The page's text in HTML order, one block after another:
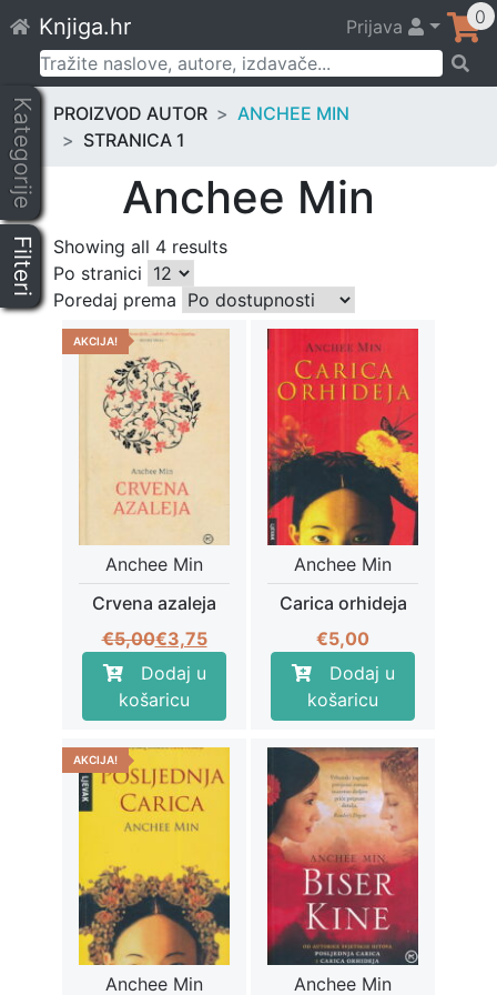
to
content
Knjiga.hr Prijava 0
Pretraži:
Kategorije
Filteri
PROIZVOD AUTOR
ANCHEE MIN
STRANICA 1
Anchee Min
Showing all 4 results
Po stranici
Poredaj prema
AKCIJA!
Anchee Min
Crvena azaleja
€5,00Izvorna
cijena
bila
je:
€5,00.
€3,75
Trenutna
cijena
je:
€3,75.
Dodaj u
košaricu
Anchee Min
Carica orhideja
€5,00
Dodaj u
košaricu
AKCIJA!
Anchee Min Anchee Min